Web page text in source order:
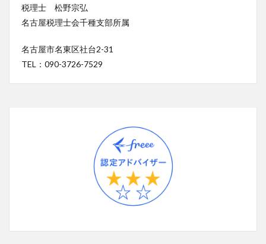
税理士 松野宗弘
名古屋税理士会千種支部所属
名古屋市名東区社台2-31
TEL：090-3726-7529